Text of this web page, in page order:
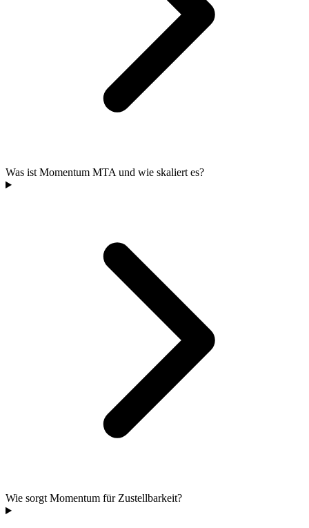
Was ist Momentum MTA und wie skaliert es?
Wie sorgt Momentum für Zustellbarkeit?